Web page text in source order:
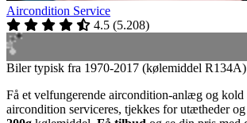
Aircondition Service
4.5 (5.208)
Biler typisk fra 1970-2017 (kølemiddel R134A)
Få et velfungerende aircondition-anlæg og
aircondition serviceres, tjekkes for utætheder